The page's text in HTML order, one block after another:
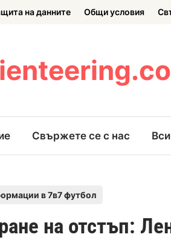
на данните Общи условия
Свържете се с нас
в 7в7 футбол
на отстъп: